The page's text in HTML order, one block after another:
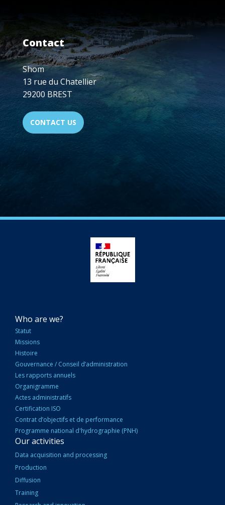
Contact
Shom
13 rue du Chatellier
29200 BREST
CONTACT US
NAVIGATION
PRINCIPALE
Who are we?
Statut
Missions
Histoire
Gouvernance / Conseil d’administration
Les rapports annuels
Organigramme
Actes administratifs
Certification ISO
Contrat d’objectifs et de performance
Programme national d'hydrographie (PNH)
Our activities
Data acquisition and processing
Production
Diffusion
Training